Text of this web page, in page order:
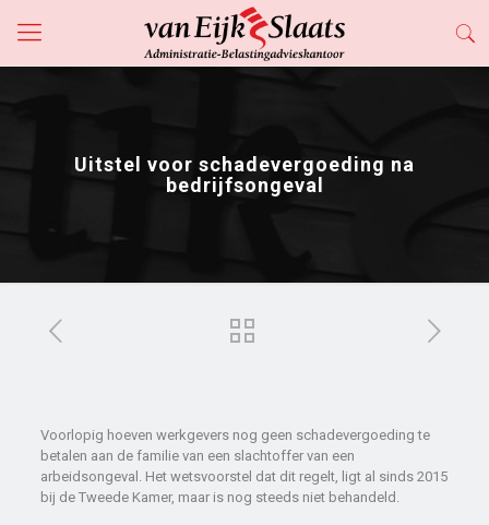
Uitstel voor schadevergoeding na
bedrijfsongeval
Voorlopig hoeven werkgevers nog geen schadevergoeding te
betalen aan de familie van een slachtoffer van een
arbeidsongeval. Het wetsvoorstel dat dit regelt, ligt al sinds 2015
bij de Tweede Kamer, maar is nog steeds niet behandeld.